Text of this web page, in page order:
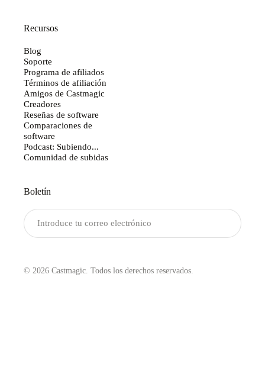
Recursos
Blog
Soporte
Programa de afiliados
Términos de afiliación
Amigos de Castmagic
Creadores
Reseñas de software
Comparaciones de
software
Podcast: Subiendo...
Comunidad de subidas
Boletín
© 2026 Castmagic. Todos los derechos reservados.